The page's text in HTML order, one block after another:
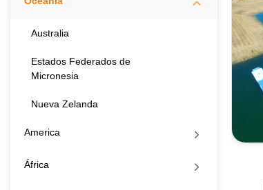
Australia
Estados Federados de
Micronesia
Nueva Zelanda
America
África